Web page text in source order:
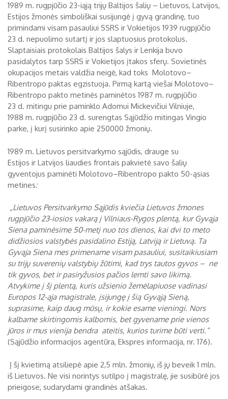
1989 m. rugpjūčio 23-iąją trijų Baltijos šalių – Lietuvos, Latvijos,
Estijos žmonės simboliškai susijungė į gyvą grandinę, tuo
primindami visam pasauliui SSRS ir Vokietijos 1939 rugpjūčio
23 d. nepuolimo sutartį ir jos slaptuosius protokolus.
Slaptaisiais protokolais Baltijos šalys ir Lenkija buvo
pasidalytos tarp SSRS ir Vokietijos įtakos sferų. Sovietinės
okupacijos metais valdžia neigė, kad toks Molotovo–
Ribentropo paktas egzistuoja. Pirmą kartą viešai Molotovo–
Ribentropo pakto metinės paminėtos 1987 m. rugpjūčio
23 d. mitingu prie paminklo Adomui Mickevičiui Vilniuje,
1988 m. rugpjūčio 23 d. surengtas Sąjūdžio mitingas Vingio
parke, į kurį susirinko apie 250000 žmonių.
1989 m. Lietuvos persitvarkymo sąjūdis, drauge su
Estijos ir Latvijos liaudies frontais pakvietė savo šalių
gyventojus paminėti Molotovo–Ribentropo pakto 50-ąsias
metines:
„Lietuvos Persitvarkymo Sąjūdis kviečia Lietuvos žmones
rugpjūčio 23-iosios vakarą į Vilniaus-Rygos plentą, kur Gyvąja
Siena paminėsime 50-metį nuo tos dienos, kai dvi to meto
didžiosios valstybės pasidalino Estiją, Latviją ir Lietuvą. Ta
Gyvąja Siena mes primename visam pasauliui, susitaikiusiam
su trijų suverenių valstybių žūtimi, kad trys tautos gyvos – ne
tik gyvos, bet ir pasiryžusios pačios lemti savo likimą.
Atvykime į šį plentą, kuris užsienio žemėlapiuose vadinasi
Europos 12-ąja magistrale, įsijungę į šią Gyvąją Sieną,
suprasime, kaip daug mūsų, ir kokie esame vieningi. Nors
kalbame skirtingomis kalbomis, bet gyvename prie vienos
jūros ir mus vienija bendra ateitis, kurios turime būti verti.“
(Sąjūdžio informacijos agentūra, Ekspres informacija, nr. 176).
Į šį kvietimą atsiliepė apie 2,5 mln. žmonių, iš jų beveik 1 mln.
iš Lietuvos. Ne visi norintys sutilpo į magistralę, jie susibūrė jos
prieigose, sudarydami grandinės atšakas.